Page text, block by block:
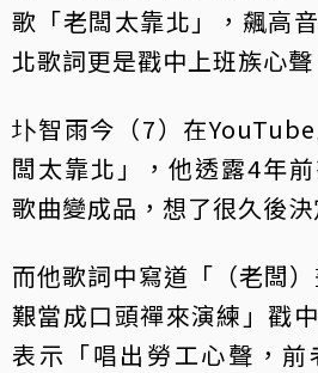
歌「老闆太靠北」，飆高
北歌詞更是戳中上班族心聲
圤智雨今（7）在
闆太靠北」，他透露4年
歌曲變成品，想了很久後
而他歌詞中寫道「（老闆
艱當成口頭禪來演練」戳
表示「唱出勞工心聲，前